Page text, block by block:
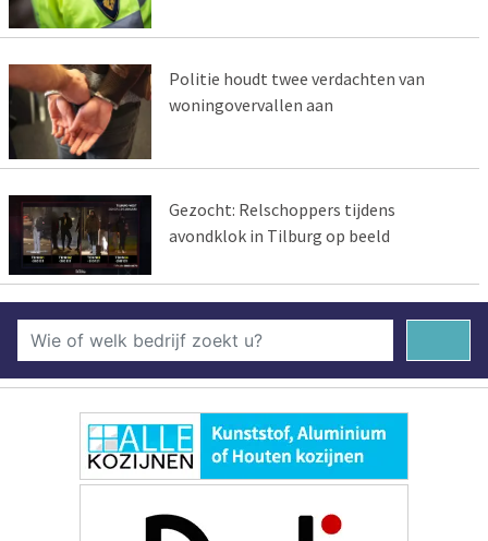
Politie houdt twee verdachten van
woningovervallen aan
Gezocht: Relschoppers tijdens
avondklok in Tilburg op beeld